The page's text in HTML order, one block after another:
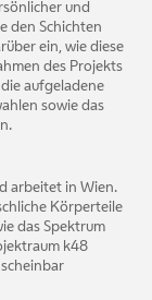
und
den Schichten
ein, wie diese
des Projekts
aufgeladene
sowie das
arbeitet in Wien.
Körperteile
das Spektrum
k48